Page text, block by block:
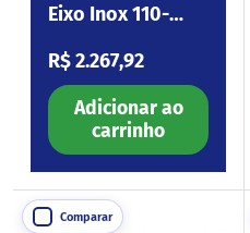
Eixo Inox 110-
Preço normal
R$ 2.267,92
Adicionar ao
carrinho
Comparar